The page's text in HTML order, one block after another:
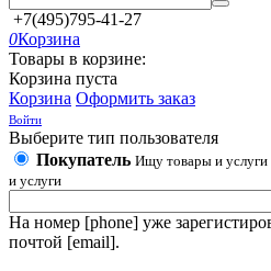
+7(495)795-41-27
0Корзина
Товары в корзине:
Корзина пуста
Корзина Оформить заказ
Войти
Выберите тип пользователя
Покупатель Ищу товары и услуги
и услуги
На номер [phone] уже
почтой [email].